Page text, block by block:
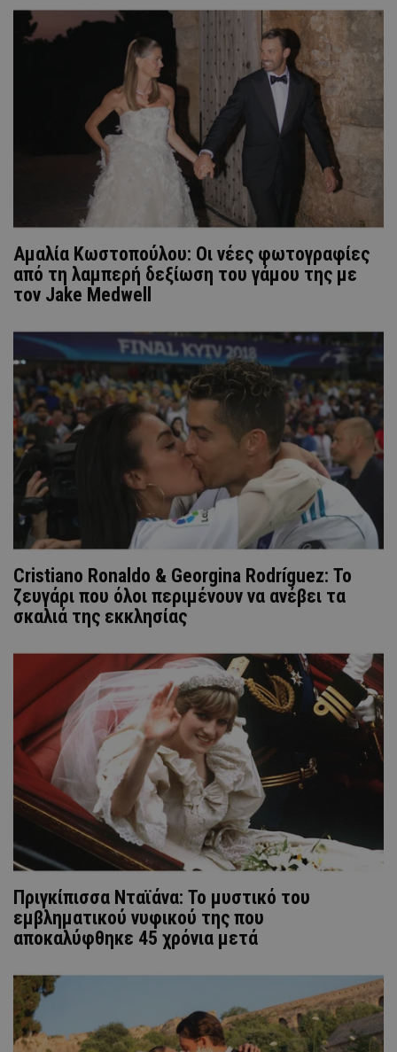
Αμαλία Κωστοπούλου: Οι νέες φωτογραφίες
από τη λαμπερή δεξίωση του γάμου της με
τον Jake Medwell
Cristiano Ronaldo & Georgina Rodríguez: Το
ζευγάρι που όλοι περιμένουν να ανέβει τα
σκαλιά της εκκλησίας
Πριγκίπισσα Νταϊάνα: Το μυστικό του
εμβληματικού νυφικού της που
αποκαλύφθηκε 45 χρόνια μετά